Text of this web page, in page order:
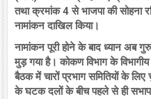
तथा क्रमांक 4 से भाजपा की सोहना
नामांकन दाखिल किया।
नामांकन पूरी होने के बाद ध्यान अब
मुड़ गया है। कोकण विभाग के
बैठक में चारों प्रभाग समितियों के लिए
के घटक दलों के बीच पहले से ही